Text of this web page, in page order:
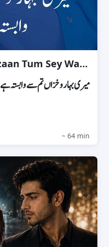
Meri Bahaar o Khizaan Tum Sey Wabasta Hai
میری بہار و خزاں تم سے وابستہ ہے
~ 64 min